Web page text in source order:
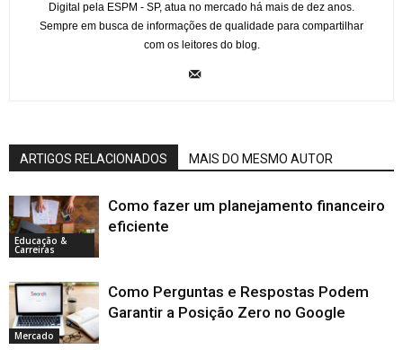
Digital pela ESPM - SP, atua no mercado há mais de dez anos.
Sempre em busca de informações de qualidade para compartilhar
com os leitores do blog.
ARTIGOS RELACIONADOS MAIS DO MESMO AUTOR
Educação &
Carreiras
Como fazer um planejamento financeiro
eficiente
Mercado
Como Perguntas e Respostas Podem
Garantir a Posição Zero no Google